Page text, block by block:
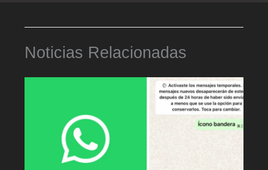
Noticias Relacionadas